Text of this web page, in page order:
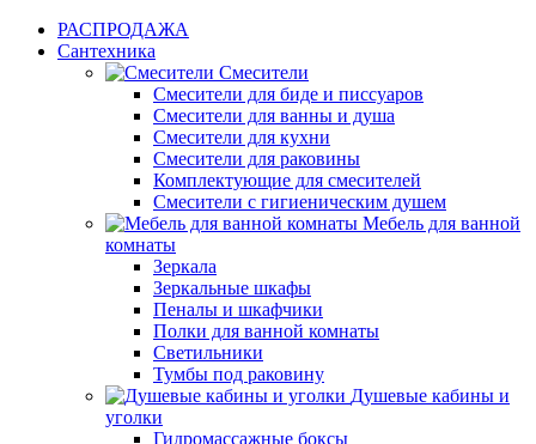
РАСПРОДАЖА
Сантехника
Смесители
Смесители для биде и писсуаров
Смесители для ванны и душа
Смесители для кухни
Смесители для раковины
Комплектующие для смесителей
Смесители с гигиеническим душем
Мебель для ванной
комнаты
Зеркала
Зеркальные шкафы
Пеналы и шкафчики
Полки для ванной комнаты
Светильники
Тумбы под раковину
Душевые кабины и
уголки
Гидромассажные боксы